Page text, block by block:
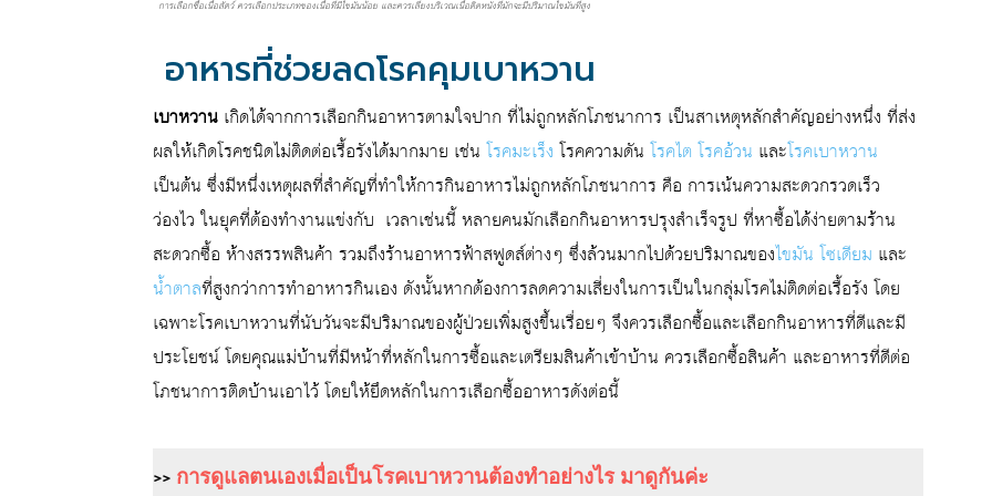
การเลือกซื้อเนื้อสัตว์ ควรเลือกประเภทของเนื้อที่มีไขมันน้อย และควรเลี่ยงบริเวณเนื้อติดหนังที่มักจะมีปริมาณไขมันที่สูง
อาหารที่ช่วยลดโรคคุมเบาหวาน
เบาหวาน เกิดได้จากการเลือกกินอาหารตามใจปาก ที่ไม่ถูกหลักโภชนาการ เป็นสาเหตุหลักสำคัญอย่างหนึ่ง ที่ส่ง
ผลให้เกิดโรคชนิดไม่ติดต่อเรื้อรังได้มากมาย เช่น โรคมะเร็ง โรคความดัน โรคไต โรคอ้วน และโรคเบาหวาน
เป็นต้น ซึ่งมีหนึ่งเหตุผลที่สำคัญที่ทำให้การกินอาหารไม่ถูกหลักโภชนาการ คือ การเน้นความสะดวกรวดเร็ว
ว่องไว ในยุคที่ต้องทำงานแข่งกับ เวลาเช่นนี้ หลายคนมักเลือกกินอาหารปรุงสำเร็จรูป ที่หาซื้อได้ง่ายตามร้าน
สะดวกซื้อ ห้างสรรพสินค้า รวมถึงร้านอาหารฟ้าสฟูดส์ต่างๆ ซึ่งล้วนมากไปด้วยปริมาณของไขมัน โซเดียม และ
น้ำตาลที่สูงกว่าการทำอาหารกินเอง ดังนั้นหากต้องการลดความเสี่ยงในการเป็นในกลุ่มโรคไม่ติดต่อเรื้อรัง โดย
เฉพาะโรคเบาหวานที่นับวันจะมีปริมาณของผู้ป่วยเพิ่มสูงขึ้นเรื่อยๆ จึงควรเลือกซื้อและเลือกกินอาหารที่ดีและมี
ประโยชน์ โดยคุณแม่บ้านที่มีหน้าที่หลักในการซื้อและเตรียมสินค้าเข้าบ้าน ควรเลือกซื้อสินค้า และอาหารที่ดีต่อ
โภชนาการติดบ้านเอาไว้ โดยให้ยึดหลักในการเลือกซื้ออาหารดังต่อนี้
>> การดูแลตนเองเมื่อเป็นโรคเบาหวานต้องทำอย่างไร มาดูกันค่ะ